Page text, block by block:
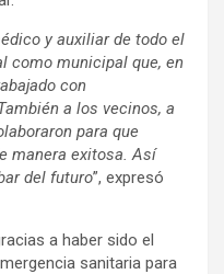
y auxiliar de todo el
como municipal que, en
con
a los vecinos, a
para que
manera exitosa. Así
del futuro”, expresó
a haber sido el
sanitaria para